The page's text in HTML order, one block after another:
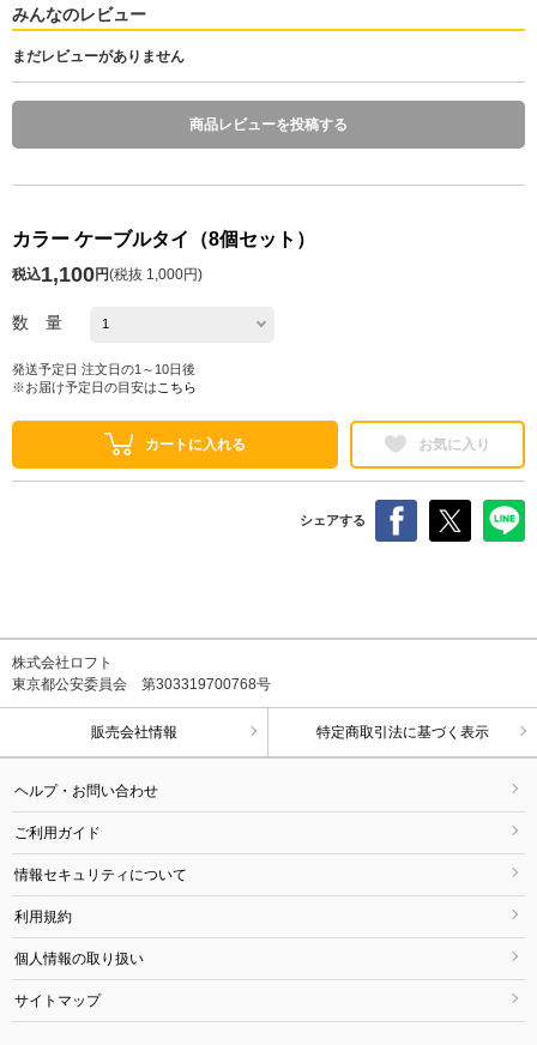
みんなのレビュー
まだレビューがありません
商品レビューを投稿する
カラー ケーブルタイ（8個セット）
税込1,100円(税抜 1,000円)
数 量
発送予定日 注文日の1～10日後
※お届け予定日の目安は こちら
カートに入れる お気に入り
シェアする
株式会社ロフト
東京都公安委員会 第303319700768号
販売会社情報 特定商取引法に基づく表示
ヘルプ・お問い合わせ
ご利用ガイド
情報セキュリティについて
利用規約
個人情報の取り扱い
サイトマップ